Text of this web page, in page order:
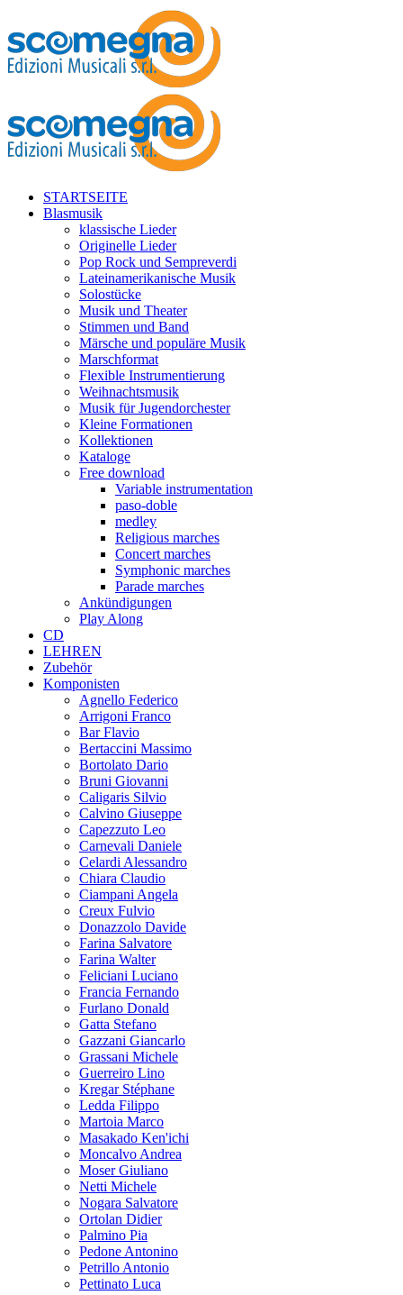
STARTSEITE
Blasmusik
klassische Lieder
Originelle Lieder
Pop Rock und Sempreverdi
Lateinamerikanische Musik
Solostücke
Musik und Theater
Stimmen und Band
Märsche und populäre Musik
Marschformat
Flexible Instrumentierung
Weihnachtsmusik
Musik für Jugendorchester
Kleine Formationen
Kollektionen
Kataloge
Free download
Variable instrumentation
paso-doble
medley
Religious marches
Concert marches
Symphonic marches
Parade marches
Ankündigungen
Play Along
CD
LEHREN
Zubehör
Komponisten
Agnello Federico
Arrigoni Franco
Bar Flavio
Bertaccini Massimo
Bortolato Dario
Bruni Giovanni
Caligaris Silvio
Calvino Giuseppe
Capezzuto Leo
Carnevali Daniele
Celardi Alessandro
Chiara Claudio
Ciampani Angela
Creux Fulvio
Donazzolo Davide
Farina Salvatore
Farina Walter
Feliciani Luciano
Francia Fernando
Furlano Donald
Gatta Stefano
Gazzani Giancarlo
Grassani Michele
Guerreiro Lino
Kregar Stéphane
Ledda Filippo
Martoia Marco
Masakado Ken'ichi
Moncalvo Andrea
Moser Giuliano
Netti Michele
Nogara Salvatore
Ortolan Didier
Palmino Pia
Pedone Antonino
Petrillo Antonio
Pettinato Luca